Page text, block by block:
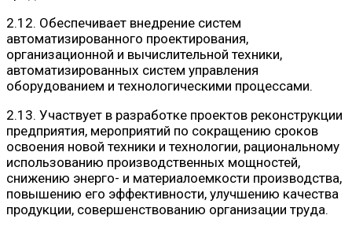
2.12. Обеспечивает внедрение систем
автоматизированного проектирования,
организационной и вычислительной техники,
автоматизированных систем управления
оборудованием и технологическими процессами.
2.13. Участвует в разработке проектов реконструкции
предприятия, мероприятий по сокращению сроков
освоения новой техники и технологии, рациональному
использованию производственных мощностей,
снижению энерго- и материалоемкости производства,
повышению его эффективности, улучшению качества
продукции, совершенствованию организации труда.